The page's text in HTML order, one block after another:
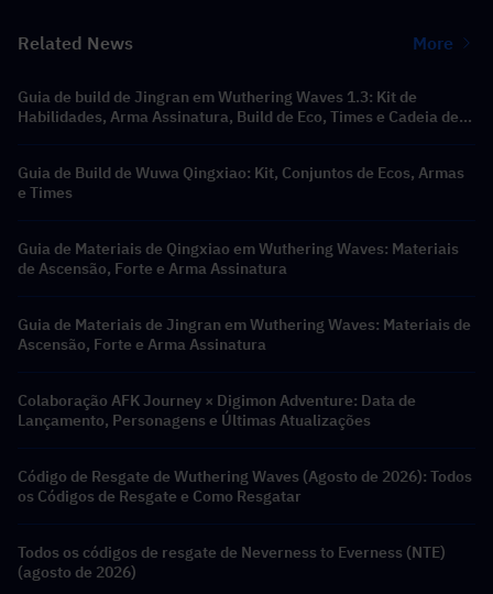
Related News More
Guia de build de Jingran em Wuthering Waves 1.3: Kit de
Habilidades, Arma Assinatura, Build de Eco, Times e Cadeia de
Guia de Build de Wuwa Qingxiao: Kit, Conjuntos de Ecos, Armas
e Times
Guia de Materiais de Qingxiao em Wuthering Waves: Materiais
de Ascensão, Forte e Arma Assinatura
Guia de Materiais de Jingran em Wuthering Waves: Materiais de
Ascensão, Forte e Arma Assinatura
Colaboração AFK Journey × Digimon Adventure: Data de
Lançamento, Personagens e Últimas Atualizações
Código de Resgate de Wuthering Waves (Agosto de 2026): Todos
os Códigos de Resgate e Como Resgatar
Todos os códigos de resgate de Neverness to Everness (NTE)
(agosto de 2026)